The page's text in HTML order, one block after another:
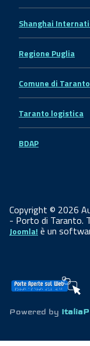
Shanghai
Regione Puglia
Comune di Taranto
Taranto logistica
BDAP
Copyright © 2026
- Porto di Taranto.
Joomla! è un
Powered by